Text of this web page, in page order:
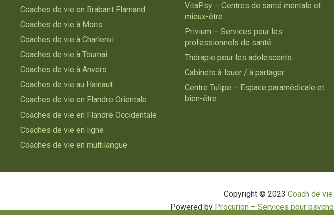
Coaches de vie en Brabant Flamand
Coaches de vie à Mons
Coaches de vie à Charleroi
Coaches de vie à Tournai
Coaches de vie à Anvers
Coaches de vie au Hainaut
Coaches de vie en Flandre Orientale
Coaches de vie en Flandre Occidentale
Coaches de vie en ligne
Coaches de vie en multilangue
VitaPsy – Centres de santé mentale et
mieux-être
Privium – Services pour les
professionnels de santé
Thérapie pour les adolescents
Cabinets à louer / à partager
Centre Tulipe – Espace paramédicale et
bien-être.
Copyright © 2023 Coach de
Powered by Procurion – Services pour